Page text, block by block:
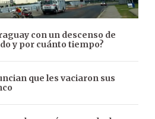
con un descenso de
y por cuánto tiempo?
que les vaciaron sus